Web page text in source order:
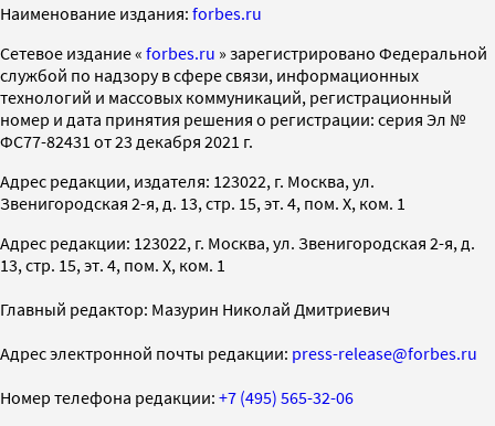
Наименование издания: forbes.ru
Cетевое издание « forbes.ru » зарегистрировано Федеральной
службой по надзору в сфере связи, информационных
технологий и массовых коммуникаций, регистрационный
номер и дата принятия решения о регистрации: серия Эл №
ФС77-82431 от 23 декабря 2021 г.
Адрес редакции, издателя: 123022, г. Москва, ул.
Звенигородская 2-я, д. 13, стр. 15, эт. 4, пом. X, ком. 1
Адрес редакции: 123022, г. Москва, ул. Звенигородская 2-я, д.
13, стр. 15, эт. 4, пом. X, ком. 1
Главный редактор: Мазурин Николай Дмитриевич
Адрес электронной почты редакции: press-release@forbes.ru
Номер телефона редакции: +7 (495) 565-32-06